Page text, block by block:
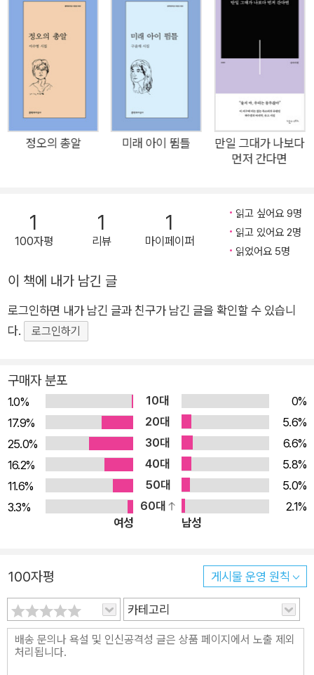
위치를 옮겨가며 자장을 넓힌다. 탄생에서 소멸로 이어지는 존재
의 숙명에 맞서, 육신에 갇혀 있던 아이, 이름, 날개, 박쥐, 요정,
바늘, 가죽, 비, 노을이 우르르 세상 밖으로 쏟아진다. 인간이기도
비인간이기도 한 존재들은 서로를 비추던 거울을 깨고 나와 마음
껏 뒤섞여 삶을 보듬는 노래를 짓는다. 질박한 풍경 속에 흩어져
살아가는 허기진 영혼을 위로하며 끼어들기 좋은 목소리로 열려
있는 총 50편의 시를 3부로 나누어 묶었다. 다음을 만드는 것은
다음이 있기를 바라는 마음이고 다음을 향해 움직이려는 용기이
이며, 내내 더부룩할 것이다. 그리고 그 얹힌 기분으로부터 다시
무언가 꺼내어져 나올 것이다. 우리의 상자들이, 우리의 바늘들
운 외침 실패를 무릅쓰고 계속되는 희망의 속삭임 나? 날개, 오직
부림치고 너의 뒷목을 당길 때 너는 아프지 너는 나를 알고 있지
하지만 너는 내가 모르는 노래를 아네 날개는 새가 아니네 ―「죽
는 미술관, 상자, 책, 공원, 관 등 사물과 공간의 크기를 가늠하며,
세상에 던져져 무한한 가능성으로 돌입하는 존재의 ‘삶’과, 존재
의 밀도를 간직한 채 휘발될 수밖에 없는 ‘죽음’을 떠올린다. 시간
을 자리에 붙잡아두고 기록된 활자를 소리 내어 읽음으로써 얽히
고 어긋나는 희미한 마음, 의심과 의지가 뒤엉킨 흔적을 가슴 깊
숙이 들였다 흘리는 “낭독”처럼 김복희의 시는 흐른다. 육신을
지닌 한 모든 존재는 소멸을 겪지만 새로운 호흡으로 영혼의 모양
과 성질은 달라질 수 있다고 말하듯이. 과거 시인이 호명해온 “새
일종으로 이번 시집에 불러낸 것은 “보조 영혼”이다. 일상의 틈
바구니에 끼어들어 “이렇게 하라고/저렇게 하라고” 일러주는 보
조 영혼은 ‘나’에게도 “친구들 옆에도” 있다. 그들은 모여 웃으며
“보람차고/사무치고 사”나운 삶의 애환을 늘어놓고, ‘섬기는 이
이자 주인님’이 없는 자리에서 입방아를 찧기도 한다. ‘나’는 보조
정오의 총알 미래 아이 뜀틀
만일 그대가 나보다
먼저 간다면
1
100자평
1
리뷰
1
마이페이퍼
읽고 싶어요 9명
읽고 있어요 2명
읽었어요 5명
이 책에 내가 남긴 글
로그인하면 내가 남긴 글과 친구가 남긴 글을 확인할 수 있습니
다.
로그인하기
구매자 분포
1.0% 10대
0%
17.9%
20대
5.6%
25.0%
30대
6.6%
16.2%
40대
5.8%
11.6%
50대
5.0%
3.3%
60대
2.1%
여성
남성
100자평 게시물 운영 원칙
카테고리